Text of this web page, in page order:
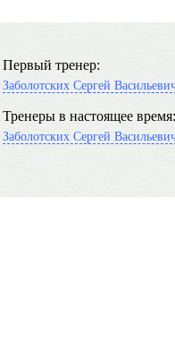
Первый тренер:
Заболотских Сергей
Тренеры в настоящее время:
Заболотских Сергей